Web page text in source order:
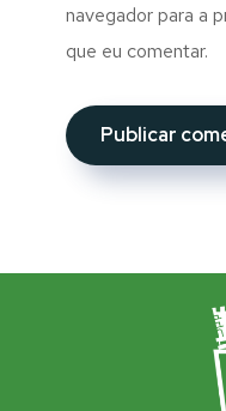
navegador para a
que eu comentar.